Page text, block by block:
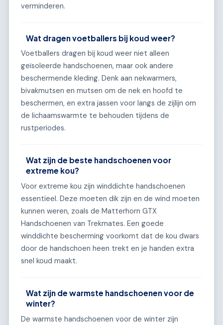
verminderen.
Wat dragen voetballers bij koud weer?
Voetballers dragen bij koud weer niet alleen
geïsoleerde handschoenen, maar ook andere
beschermende kleding. Denk aan nekwarmers,
bivakmutsen en mutsen om de nek en hoofd te
beschermen, en extra jassen voor langs de zijlijn om
de lichaamswarmte te behouden tijdens de
rustperiodes.
Wat zijn de beste handschoenen voor
extreme kou?
Voor extreme kou zijn winddichte handschoenen
essentieel. Deze moeten dik zijn en de wind moeten
kunnen weren, zoals de Matterhorn GTX
Handschoenen van Trekmates. Een goede
winddichte bescherming voorkomt dat de kou dwars
door de handschoen heen trekt en je handen extra
snel koud maakt.
Wat zijn de warmste handschoenen voor de
winter?
De warmste handschoenen voor de winter zijn